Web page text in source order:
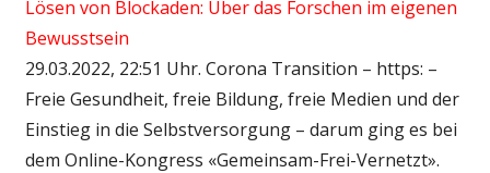
Lösen von Blockaden: Über das Forschen im eigenen
Bewusstsein
29.03.2022, 22:51 Uhr. Corona Transition – https: –
Freie Gesundheit, freie Bildung, freie Medien und der
Einstieg in die Selbstversorgung – darum ging es bei
dem Online-Kongress «Gemeinsam-Frei-Vernetzt».